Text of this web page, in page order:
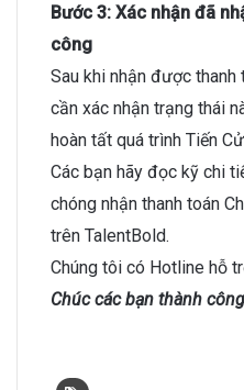
Bước 3: Xác nhận đã
công
Sau khi nhận được
cần xác nhận trạng thái
hoàn tất quá trình Tiến
Các bạn hãy đọc kỹ chi
chóng nhận thanh toán
trên TalentBold.
Chúng tôi có Hotline hỗ
Chúc các bạn thành